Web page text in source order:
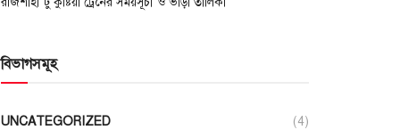
বিভাগসমূহ
UNCATEGORIZED (4)